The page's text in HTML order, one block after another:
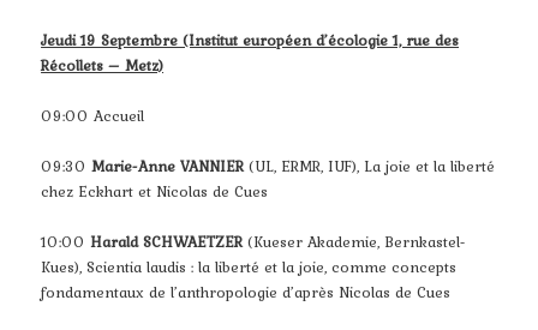
Jeudi 19 Septembre (Institut européen d’écologie 1, rue des
Récollets – Metz)
09:00 Accueil
09:30Marie-Anne VANNIER(UL, ERMR, IUF), La joie et la liberté
chez Eckhart et Nicolas de Cues
10:00Harald SCHWAETZER(Kueser Akademie, Bernkastel-
Kues), Scientia laudis : la liberté et la joie, comme concepts
fondamentaux de l’anthropologie d’après Nicolas de Cues